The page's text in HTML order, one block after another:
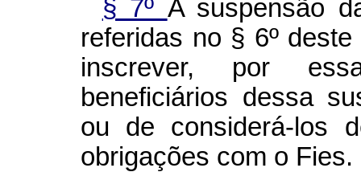
§ 7º A suspensão
referidas no § 6º
inscrever, por
beneficiários dessa
ou de considerá-los
obrigações com o Fies.